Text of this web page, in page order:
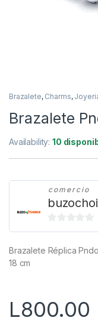
Brazalete, Charms,
Brazalete
Availability:10
comercio
0
e
Brazalete Réplica
18 cm
L800.00